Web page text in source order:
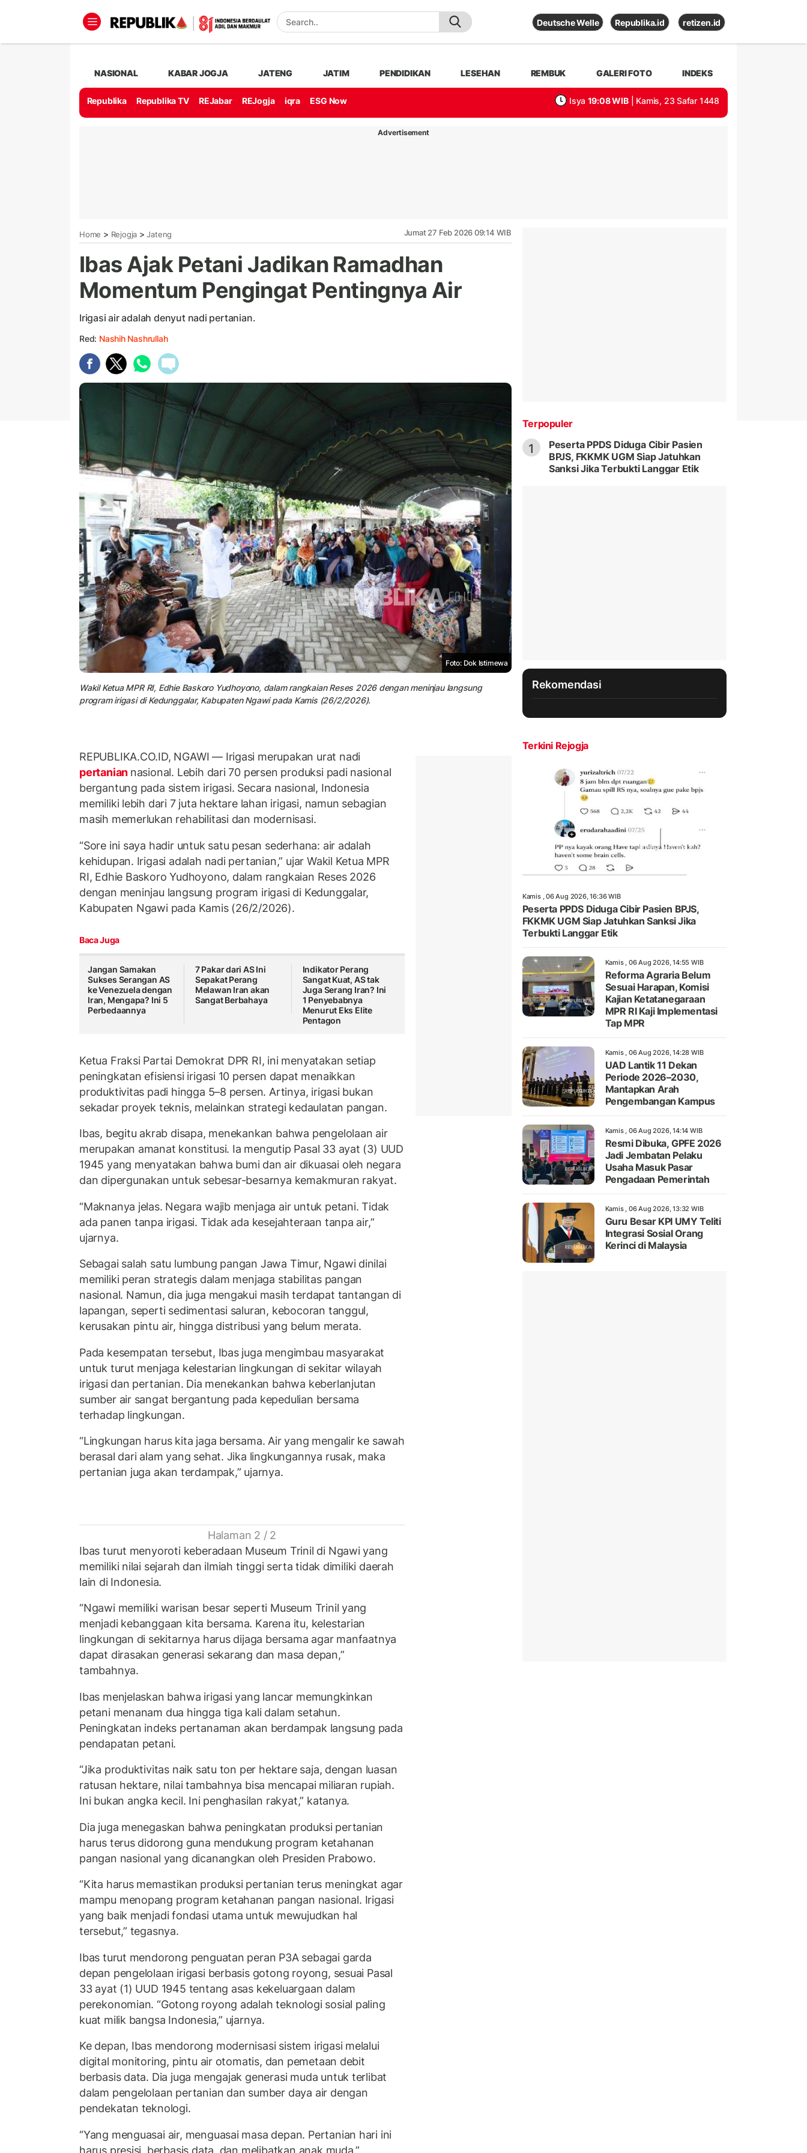
Deutsche Welle Republika.id retizen.id
NASIONAL KABAR JOGJA JATENG JATIM PENDIDIKAN LESEHAN REMBUK GALERI FOTO INDEKS
Republika Republika TV REJabar REJogja iqra ESG Now Isya 19:08 WIB | Kamis, 23 Safar 1448
Advertisement
Home > Rejogja > Jateng Jumat 27 Feb 2026 09:14 WIB
Ibas Ajak Petani Jadikan Ramadhan
Momentum Pengingat Pentingnya Air
Irigasi air adalah denyut nadi pertanian.
Red: Nashih Nashrullah
Foto: Dok Istimewa
Wakil Ketua MPR RI, Edhie Baskoro Yudhoyono, dalam rangkaian Reses 2026 dengan meninjau langsung
program irigasi di Kedunggalar, Kabupaten Ngawi pada Kamis (26/2/2026).
REPUBLIKA.CO.ID, NGAWI — Irigasi merupakan urat nadi
pertanian nasional. Lebih dari 70 persen produksi padi nasional
bergantung pada sistem irigasi. Secara nasional, Indonesia
memiliki lebih dari 7 juta hektare lahan irigasi, namun sebagian
masih memerlukan rehabilitasi dan modernisasi.
“Sore ini saya hadir untuk satu pesan sederhana: air adalah
kehidupan. Irigasi adalah nadi pertanian,” ujar Wakil Ketua MPR
RI, Edhie Baskoro Yudhoyono, dalam rangkaian Reses 2026
dengan meninjau langsung program irigasi di Kedunggalar,
Kabupaten Ngawi pada Kamis (26/2/2026).
Baca Juga
Jangan Samakan
Sukses Serangan AS
ke Venezuela dengan
Iran, Mengapa? Ini 5
Perbedaannya
7 Pakar dari AS Ini
Sepakat Perang
Melawan Iran akan
Sangat Berbahaya
Indikator Perang
Sangat Kuat, AS tak
Juga Serang Iran? Ini
1 Penyebabnya
Menurut Eks Elite
Pentagon
Ketua Fraksi Partai Demokrat DPR RI, ini menyatakan setiap
peningkatan efisiensi irigasi 10 persen dapat menaikkan
produktivitas padi hingga 5–8 persen. Artinya, irigasi bukan
sekadar proyek teknis, melainkan strategi kedaulatan pangan.
Ibas, begitu akrab disapa, menekankan bahwa pengelolaan air
merupakan amanat konstitusi. Ia mengutip Pasal 33 ayat (3) UUD
1945 yang menyatakan bahwa bumi dan air dikuasai oleh negara
dan dipergunakan untuk sebesar-besarnya kemakmuran rakyat.
“Maknanya jelas. Negara wajib menjaga air untuk petani. Tidak
ada panen tanpa irigasi. Tidak ada kesejahteraan tanpa air,”
ujarnya.
Sebagai salah satu lumbung pangan Jawa Timur, Ngawi dinilai
memiliki peran strategis dalam menjaga stabilitas pangan
nasional. Namun, dia juga mengakui masih terdapat tantangan di
lapangan, seperti sedimentasi saluran, kebocoran tanggul,
kerusakan pintu air, hingga distribusi yang belum merata.
Pada kesempatan tersebut, Ibas juga mengimbau masyarakat
untuk turut menjaga kelestarian lingkungan di sekitar wilayah
irigasi dan pertanian. Dia menekankan bahwa keberlanjutan
sumber air sangat bergantung pada kepedulian bersama
terhadap lingkungan.
“Lingkungan harus kita jaga bersama. Air yang mengalir ke sawah
berasal dari alam yang sehat. Jika lingkungannya rusak, maka
pertanian juga akan terdampak,” ujarnya.
Halaman 2 / 2
Ibas turut menyoroti keberadaan Museum Trinil di Ngawi yang
memiliki nilai sejarah dan ilmiah tinggi serta tidak dimiliki daerah
lain di Indonesia.
“Ngawi memiliki warisan besar seperti Museum Trinil yang
menjadi kebanggaan kita bersama. Karena itu, kelestarian
lingkungan di sekitarnya harus dijaga bersama agar manfaatnya
dapat dirasakan generasi sekarang dan masa depan,”
tambahnya.
Ibas menjelaskan bahwa irigasi yang lancar memungkinkan
petani menanam dua hingga tiga kali dalam setahun.
Peningkatan indeks pertanaman akan berdampak langsung pada
pendapatan petani.
“Jika produktivitas naik satu ton per hektare saja, dengan luasan
ratusan hektare, nilai tambahnya bisa mencapai miliaran rupiah.
Ini bukan angka kecil. Ini penghasilan rakyat,” katanya.
Dia juga menegaskan bahwa peningkatan produksi pertanian
harus terus didorong guna mendukung program ketahanan
pangan nasional yang dicanangkan oleh Presiden Prabowo.
“Kita harus memastikan produksi pertanian terus meningkat agar
mampu menopang program ketahanan pangan nasional. Irigasi
yang baik menjadi fondasi utama untuk mewujudkan hal
tersebut,” tegasnya.
Ibas turut mendorong penguatan peran P3A sebagai garda
depan pengelolaan irigasi berbasis gotong royong, sesuai Pasal
33 ayat (1) UUD 1945 tentang asas kekeluargaan dalam
perekonomian. “Gotong royong adalah teknologi sosial paling
kuat milik bangsa Indonesia,” ujarnya.
Ke depan, Ibas mendorong modernisasi sistem irigasi melalui
digital monitoring, pintu air otomatis, dan pemetaan debit
berbasis data. Dia juga mengajak generasi muda untuk terlibat
dalam pengelolaan pertanian dan sumber daya air dengan
pendekatan teknologi.
“Yang menguasai air, menguasai masa depan. Pertanian hari ini
harus presisi, berbasis data, dan melibatkan anak muda,”
Terpopuler
1
Peserta PPDS Diduga Cibir Pasien
BPJS, FKKMK UGM Siap Jatuhkan
Sanksi Jika Terbukti Langgar Etik
Rekomendasi
Terkini Rejogja
Kamis , 06 Aug 2026, 16:36 WIB
Peserta PPDS Diduga Cibir Pasien BPJS,
FKKMK UGM Siap Jatuhkan Sanksi Jika
Terbukti Langgar Etik
Kamis , 06 Aug 2026, 14:55 WIB
Reforma Agraria Belum
Sesuai Harapan, Komisi
Kajian Ketatanegaraan
MPR RI Kaji Implementasi
Tap MPR
Kamis , 06 Aug 2026, 14:28 WIB
UAD Lantik 11 Dekan
Periode 2026–2030,
Mantapkan Arah
Pengembangan Kampus
Kamis , 06 Aug 2026, 14:14 WIB
Resmi Dibuka, GPFE 2026
Jadi Jembatan Pelaku
Usaha Masuk Pasar
Pengadaan Pemerintah
Kamis , 06 Aug 2026, 13:32 WIB
Guru Besar KPI UMY Teliti
Integrasi Sosial Orang
Kerinci di Malaysia